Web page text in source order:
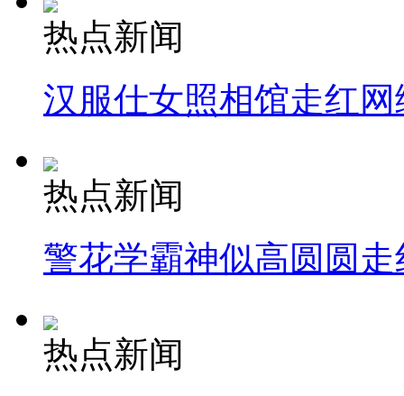
热点新闻
汉服仕女照相馆走红网
热点新闻
警花学霸神似高圆圆走
热点新闻